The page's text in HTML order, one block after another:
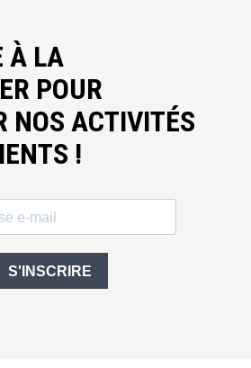
À LA
POUR
NOS ACTIVITÉS
!
S'INSCRIRE